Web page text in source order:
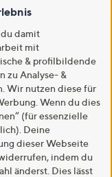
du damit
mit
& profilbildende
zu Analyse- &
Wir nutzen diese für
Wenn du dies
(für essenzielle
Deine
dieser Webseite
indem du
änderst. Dies lässt